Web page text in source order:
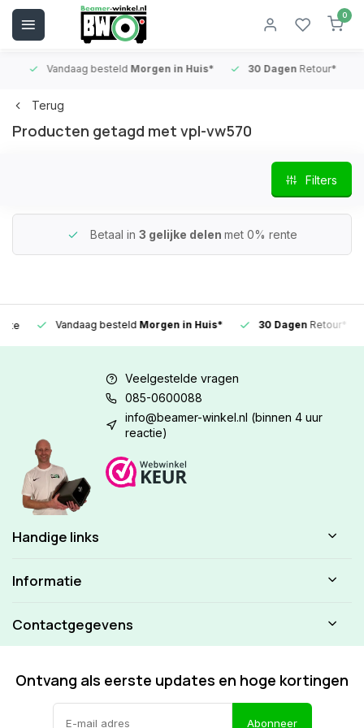
0
Vandaag besteldMorgen in Huis* 30 DagenRetour*
Terug
Producten getagd met vpl-vw570
Filters
Betaal in 3 gelijke delen met 0% rente
Vandaag besteldMorgen in Huis* 30 DagenRetour*
Veelgestelde vragen
085-0600088
info@beamer-winkel.nl (binnen 4 uur
reactie)
Handige links
Informatie
Contactgegevens
Ontvang als eerste updates en hoge kortingen
Abonneer